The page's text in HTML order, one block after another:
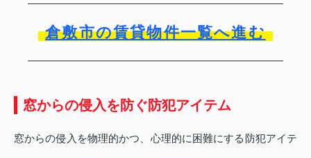
倉敷市の賃貸物件一覧へ進む
窓からの侵入を防ぐ防犯アイテム
窓からの侵入を物理的かつ、心理的に困難にする防犯アイテ